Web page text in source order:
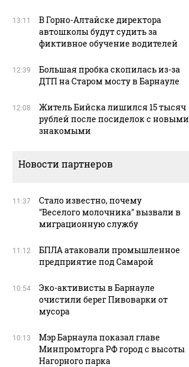
13:11
В Горно-Алтайске директора
автошколы будут судить за
фиктивное обучение водителей
12:39
Большая пробка скопилась из-за
ДТП на Старом мосту в Барнауле
12:08
Житель Бийска лишился 15 тысяч
рублей после посиделок с новыми
знакомыми
Новости партнеров
11:37
Стало известно, почему
"Веселого молочника" вызвали в
миграционную службу
11:12
БПЛА атаковали промышленное
предприятие под Самарой
10:54
Эко-активисты в Барнауле
очистили берег Пивоварки от
мусора
10:13
Мэр Барнаула показал главе
Минпромторга РФ город с высоты
Нагорного парка